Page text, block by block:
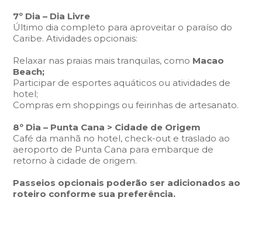
7º Dia – Dia Livre
Último dia completo para aproveitar o paraíso do
Caribe.Atividades opcionais:
Relaxar nas praias mais tranquilas, como Macao
Beach;
Participar de esportes aquáticos ou atividades de
hotel;
Compras em shoppings ou feirinhas de artesanato.
8º Dia – Punta Cana > Cidade de Origem
Café da manhã no hotel, check-out e traslado ao
aeroporto de Punta Cana para embarque de
retorno à cidade de origem.
Passeios opcionais poderão ser adicionados ao
roteiro conforme sua preferência.